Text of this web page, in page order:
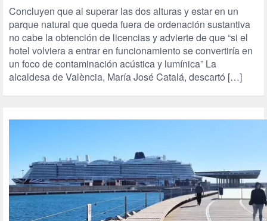
Concluyen que al superar las dos alturas y estar en un
parque natural que queda fuera de ordenación sustantiva
no cabe la obtención de licencias y advierte de que “si el
hotel volviera a entrar en funcionamiento se convertiría en
un foco de contaminación acústica y lumínica” La
alcaldesa de València, María José Catalá, descartó […]